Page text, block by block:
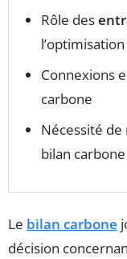
Rôle des
Connexions
carbone
Nécessité
bilan carbone
Le bilan carbone
décision